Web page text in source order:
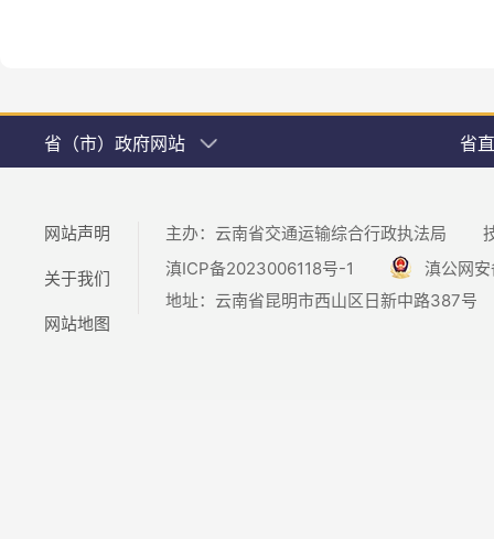
省（市）政府网站 省
网站声明
关于我们
网站地图
主办：云南省交通运输综合行政执法局
滇ICP备2023006118号-1
滇公网
地址：云南省昆明市西山区日新中路387号